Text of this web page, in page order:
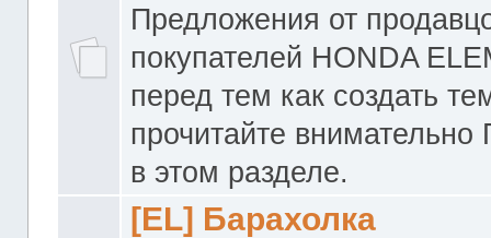
Предложения от
покупателей HONDA
перед тем как создать
прочитайте
в этом разделе.
[EL] Барахолка